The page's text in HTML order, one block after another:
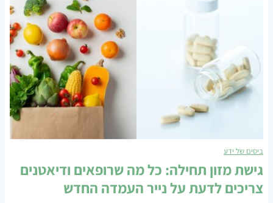
מ
ס
ס
ת
צ
מ
ו
ב
ביסים של ידע
גישת מזון תחילה: כל מה שרופאים ודיאטנים
צריכים לדעת על נייר העמדה החדש